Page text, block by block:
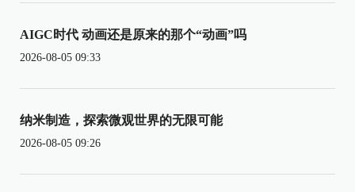
AIGC时代 动画还是原来的那个“动画”吗
2026-08-05 09:33
纳米制造，探索微观世界的无限可能
2026-08-05 09:26